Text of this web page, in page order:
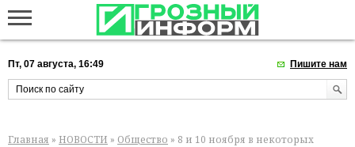
Пт, 07 августа, 16:49 Пишите нам
Главная » НОВОСТИ » Общество » 8 и 10 ноября в некоторых